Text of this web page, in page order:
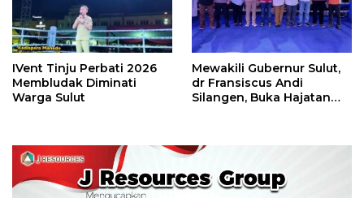
IVent Tinju Perbati 2026
Membludak Diminati
Warga Sulut
Mewakili Gubernur Sulut,
dr Fransiscus Andi
Silangen, Buka Hajatan